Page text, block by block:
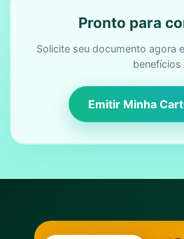
Pronto para
Solicite seu documento agora
benefícios
Emitir Minha